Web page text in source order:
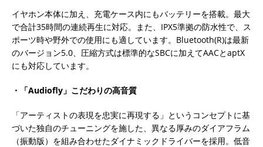
イヤホン本体に加え、充電ケース内にもバッテリーを搭載。最大
で合計35時間の連続再生に対応。また、IPX5準拠の防水性で、ス
ポーツ時や野外での使用にも適しています。Bluetooth(R)は最新
のバージョン5.0、圧縮方式は標準的なSBCに加えてAACとaptX
にも対応しています。
・「Audiofly」こだわりの高音質
「アーティストの表現を忠実に再現する」というコンセプトに基
づいた独自のチューニングを施した、異なる厚みのダイアフラム
（振動版）を組み合わせたダイナミックドライバーを採用。低音